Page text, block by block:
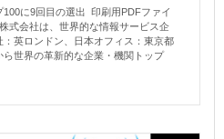
に9回目の選出 印刷用PDFファイ
式会社は、世界的な情報サービス企
英ロンドン、日本オフィス：東京都
世界の革新的な企業・機関トップ